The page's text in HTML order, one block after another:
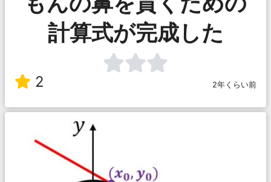
計算式が完成した
2 2年くらい前